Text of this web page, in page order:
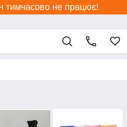
тимчасово не працює!